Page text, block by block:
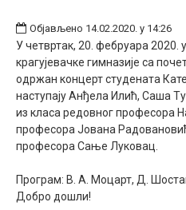
Објављено 14.02.2020. у 14:26
У четвртак, 20. фебруара 2020.
крагујевачке гимназије са
одржан концерт студената
наступају Анђела Илић, Саша
из класа редовног професора
професора Јована
професора Сање Луковац.
Програм: В. А. Моцарт, Д.
Добро дошли!